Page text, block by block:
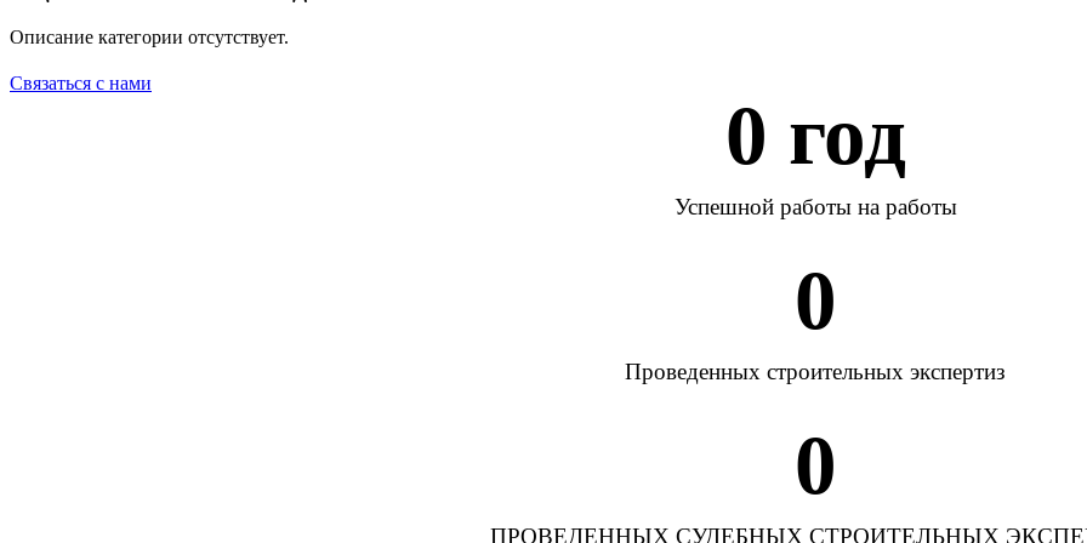
Описание категории отсутствует.
Связаться с нами
0 год
Успешной работы на работы
0
Проведенных строительных экспертиз
0
ПРОВЕДЕННЫХ СУДЕБНЫХ СТРОИТЕЛЬНЫХ